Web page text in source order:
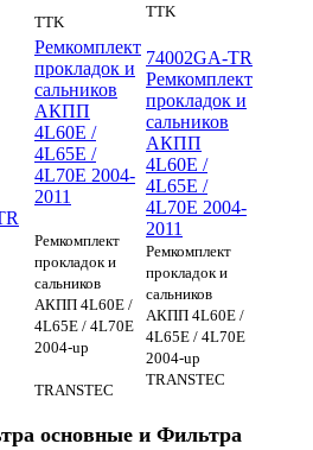
TTK
TTK
Ремкомплект
прокладок и
сальников
АКПП
4L60E /
4L65E /
4L70E 2004-
2011
Ремкомплект
прокладок и
сальников
АКПП 4L60E /
4L65E / 4L70E
2004-up
TRANSTEC
74002GA-TR
Ремкомплект
прокладок и
сальников
АКПП
4L60E /
4L65E /
4L70E 2004-
2011
Ремкомплект
прокладок и
сальников
АКПП 4L60E /
4L65E / 4L70E
2004-up
TRANSTEC
основные и Фильтра